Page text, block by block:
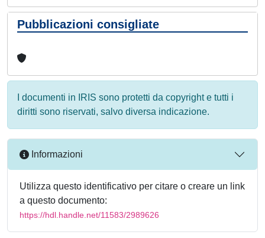
Pubblicazioni consigliate
I documenti in IRIS sono protetti da copyright e tutti i
diritti sono riservati, salvo diversa indicazione.
Informazioni
Utilizza questo identificativo per citare o creare un link
a questo documento:
https://hdl.handle.net/11583/2989626